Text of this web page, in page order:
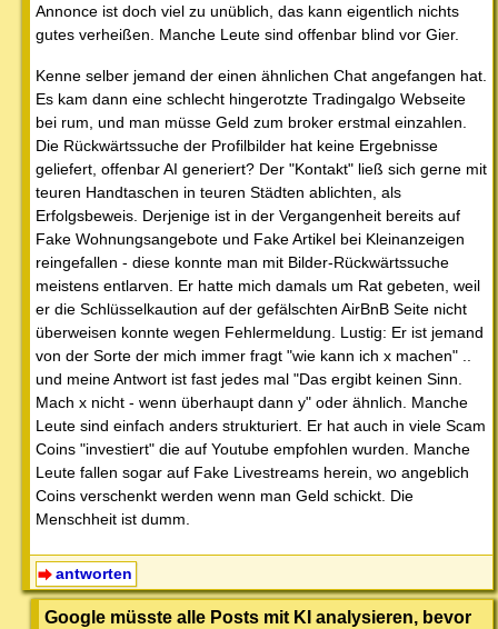
Annonce ist doch viel zu unüblich, das kann eigentlich nichts
gutes verheißen. Manche Leute sind offenbar blind vor Gier.
Kenne selber jemand der einen ähnlichen Chat angefangen hat.
Es kam dann eine schlecht hingerotzte Tradingalgo Webseite
bei rum, und man müsse Geld zum broker erstmal einzahlen.
Die Rückwärtssuche der Profilbilder hat keine Ergebnisse
geliefert, offenbar AI generiert? Der "Kontakt" ließ sich gerne mit
teuren Handtaschen in teuren Städten ablichten, als
Erfolgsbeweis. Derjenige ist in der Vergangenheit bereits auf
Fake Wohnungsangebote und Fake Artikel bei Kleinanzeigen
reingefallen - diese konnte man mit Bilder-Rückwärtssuche
meistens entlarven. Er hatte mich damals um Rat gebeten, weil
er die Schlüsselkaution auf der gefälschten AirBnB Seite nicht
überweisen konnte wegen Fehlermeldung. Lustig: Er ist jemand
von der Sorte der mich immer fragt "wie kann ich x machen" ..
und meine Antwort ist fast jedes mal "Das ergibt keinen Sinn.
Mach x nicht - wenn überhaupt dann y" oder ähnlich. Manche
Leute sind einfach anders strukturiert. Er hat auch in viele Scam
Coins "investiert" die auf Youtube empfohlen wurden. Manche
Leute fallen sogar auf Fake Livestreams herein, wo angeblich
Coins verschenkt werden wenn man Geld schickt. Die
Menschheit ist dumm.
antworten
Google müsste alle Posts mit KI analysieren, bevor